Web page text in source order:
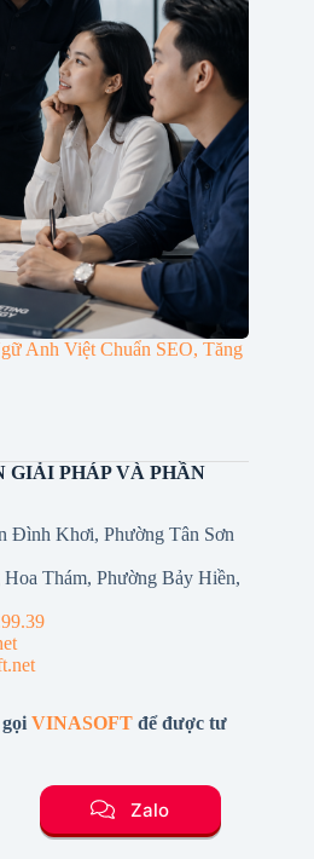
Anh Việt Chuẩn SEO, Tăng
GIẢI PHÁP VÀ PHẦN
Đình Khơi, Phường Tân Sơn
Hoa Thám, Phường Bảy Hiền,
VINASOFT để được tư
Zalo